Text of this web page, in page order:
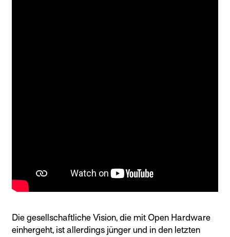
Die gesellschaftliche Vision, die mit Open Hardware
einhergeht, ist allerdings jünger und in den letzten